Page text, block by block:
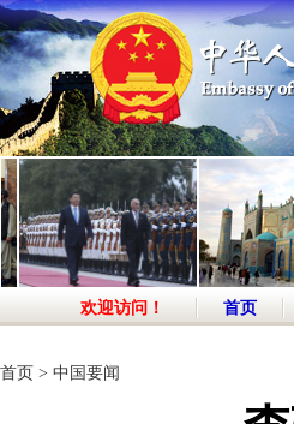
欢迎访问！ 首页
首页 > 中国要闻